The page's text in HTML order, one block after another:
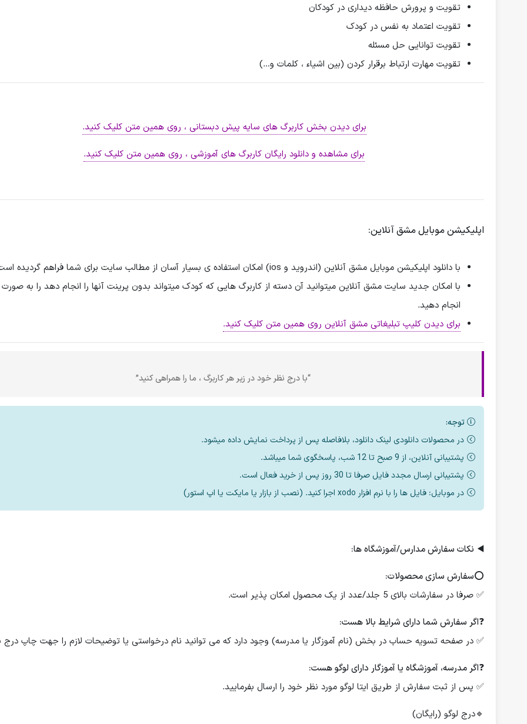
تقویت و پرورش حافظه دیداری در کودکان
تقویت اعتماد به نفس در کودک
تقویت توانایی حل مسئله
تقویت مهارت ارتباط برقرار کردن (بین اشیاء ، کلمات و…)
برای دیدن بخش کاربرگ های سایه پیش دبستانی ، روی همین متن کلیک کنید.
برای مشاهده و دانلود رایگان کاربرگ های آموزشی ، روی همین متن کلیک کنید.
اپلیکیشن موبایل مشق آنلاین:
با دانلود اپلیکیشن موبایل مشق آنلاین (اندروید و ios) امکان استفاده ی بسیار آسان از مطالب سایت برای شما فراهم گردیده است.
با امکان جدید سایت مشق آنلاین میتوانید آن دسته از کاربرگ هایی که کودک میتواند بدون پرینت آنها را انجام دهد را به صورت
انجام دهید.
برای دیدن کلیپ تبلیغاتی مشق آنلاین روی همین متن کلیک کنید.
“با درج نظر خود در زیر هر کاربرگ ، ما را همراهی کنید”
توجه:
در محصولات دانلودی لینک دانلود، بلافاصله پس از پرداخت نمایش داده میشود.
پشتیبانی آنلاین، از 9 صبح تا 12 شب، پاسخگوی شما میباشد.
پشتیبانی ارسال مجدد فایل صرفا تا 30 روز پس از خرید فعال است.
در موبایل: فایل ها را با نرم افزار xodo اجرا کنید. (نصب از بازار یا مایکت یا اپ استور)
◀️ نکات سفارش مدارس/آموزشگاه ها:
⭕️سفارش سازی محصولات:
✅ صرفا در سفارشات بالای 5 جلد/عدد از یک محصول امکان پذیر است.
❓اگر سفارش شما دارای شرایط بالا هست:
✅ در صفحه تسویه حساب در بخش (نام آموزگار یا مدرسه) وجود دارد که می توانید نام درخواستی یا توضیحات لازم را جهت چاپ درج
❓اگر مدرسه، آموزشگاه یا آموزگار دارای لوگو هست:
✅ پس از ثبت سفارش از طریق ایتا لوگو مورد نظر خود را ارسال بفرمایید.
🔹درج لوگو (رایگان)